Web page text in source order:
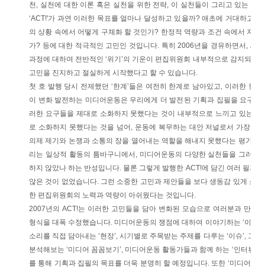
천, 실천에 대한 이론 혹은 실천을 위한 전략, 이 실천들이 그리고 있는 전
‘ACT!'가 과연 이러한 목표를 얼마나 달성하고 있을까? 애초에 거대하고
의 상황 속에서 어떻게 구체화 할 것인가? 한정적 역량과 조건 속에서 지금
가? 등에 대한 적극적인 고민인 것입니다. 특히 2006년을 경유하면서,
과정에 대하여 전반적인 ‘위기’의 기운이 편집위원회 내부적으로 감지되고
고민을 진지하고 절실하게 시작했다고 할 수 있습니다.
첫 호 발행 당시 전제했던 ‘한계’들은 여전히 한계로 남아있고, 이러한 한
이 변화 발전하는 미디어운동은 우리에게 더 발전된 기획과 집필을 요구하
러한 요구들을 제대로 소화하지 못했다는 것이 내부적으로 느끼고 있는 ‘
로 소화하지 못했다는 것을 넘어, 운동에 복무하는 대안 저널로서 가장 중
의제 제기와 논쟁과 소통의 장을 열어내는 역할을 해내지 못했다는 평가입
리는 일상적 활동의 틈바구니에서, 미디어운동의 다양한 실천들을 그러모
하지 않았나 하는 반성입니다. 물론 그렇게 발행한 ACT!에 담긴 여러 필자
않은 것이 없었습니다. 그런 소중한 고민과 제안들을 보다 생동감 있게 소
한 편집위원회의 노력과 역량이 아쉬웠다는 것입니다.
2007년의 ACT!는 이러한 고민들을 담아 변화된 모습으로 여러분과 만나
형식을 대폭 수정했습니다. 미디어운동의 쟁점에 대하여 이야기하는 ‘이론
소리를 직접 담아내는 ‘현장’, 시기별로 주목받는 주제를 다루는 ‘이슈’, 그
분석해보는 ‘미디어 꼼꼼보기’, 미디어운동 활동가들과 함께 하는 ‘인터뷰’
를 통해 기획과 집필의 목표를 더욱 분명히 할 예정입니다. 또한 ‘미디어 인